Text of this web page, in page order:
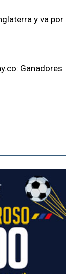
y va por
Ganadores